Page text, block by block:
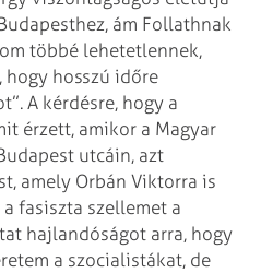
ám Follathnak
többé lehetetlennek,
hogy hosszú időre
A kérdésre, hogy a
érzett, amikor a Magyar
utcáin, azt
amely Orbán Viktorra is
fasiszta szellemet a
hajlandóságot arra, hogy
a szocialistákat, de